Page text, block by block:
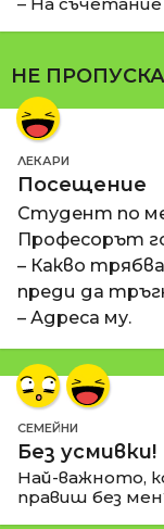
НЕ
ЛЕКАРИ
Посещение
Студент по
Професорът
– Какво
преди да
– Адреса му.
СЕМЕЙНИ
Без усмивки!
Най-важното,
правиш без